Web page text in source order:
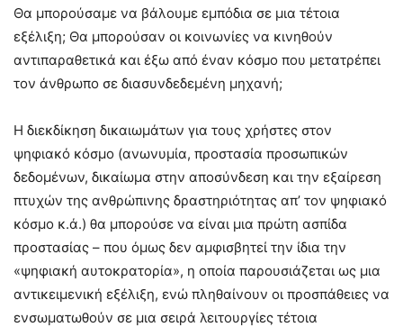
Θα μπορούσαμε να βάλουμε εμπόδια σε μια τέτοια
εξέλιξη; Θα μπορούσαν οι κοινωνίες να κινηθούν
αντιπαραθετικά και έξω από έναν κόσμο που μετατρέπει
τον άνθρωπο σε διασυνδεδεμένη μηχανή;
Η διεκδίκηση δικαιωμάτων για τους χρήστες στον
ψηφιακό κόσμο (ανωνυμία, προστασία προσωπικών
δεδομένων, δικαίωμα στην αποσύνδεση και την εξαίρεση
πτυχών της ανθρώπινης δραστηριότητας απ’ τον ψηφιακό
κόσμο κ.ά.) θα μπορούσε να είναι μια πρώτη ασπίδα
προστασίας – που όμως δεν αμφισβητεί την ίδια την
«ψηφιακή αυτοκρατορία», η οποία παρουσιάζεται ως μια
αντικειμενική εξέλιξη, ενώ πληθαίνουν οι προσπάθειες να
ενσωματωθούν σε μια σειρά λειτουργίες τέτοια